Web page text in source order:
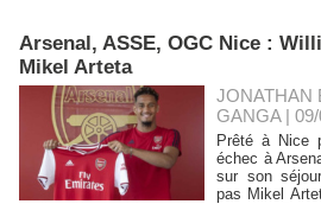
Arsenal, ASSE, OGC Nice :
Mikel Arteta
JONATHAN
GANGA | 09/
Prêté à Nice
échec à
sur son
pas Mikel